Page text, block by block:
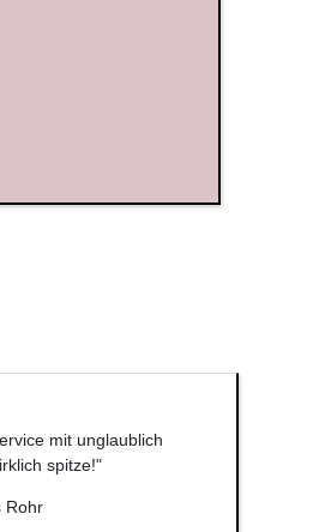
mit unglaublich
spitze!"
Rohr